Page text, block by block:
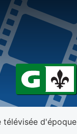
télévisée d'époque